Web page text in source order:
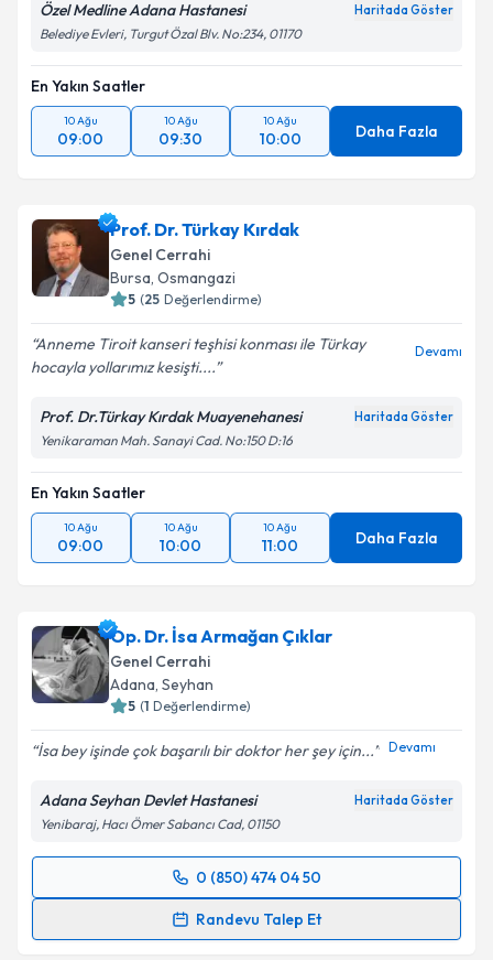
Özel Medline Adana Hastanesi Haritada Göster
Belediye Evleri, Turgut Özal Blv. No:234, 01170
En Yakın Saatler
10 Ağu
09:00
10 Ağu
09:30
10 Ağu
10:00 Daha Fazla
Prof. Dr. Türkay Kırdak
Genel Cerrahi
Bursa, Osmangazi
5 (25 Değerlendirme)
Anneme Tiroit kanseri teşhisi konması ile Türkay
hocayla yollarımız kesişti....
Devamı
Prof. Dr.Türkay Kırdak Muayenehanesi Haritada Göster
Yenikaraman Mah. Sanayi Cad. No:150 D:16
En Yakın Saatler
10 Ağu
09:00
10 Ağu
10:00
10 Ağu
11:00 Daha Fazla
Op. Dr. İsa Armağan Çıklar
Genel Cerrahi
Adana, Seyhan
5 (1 Değerlendirme)
İsa bey işinde çok başarılı bir doktor her şey için... Devamı
Adana Seyhan Devlet Hastanesi Haritada Göster
Yenibaraj, Hacı Ömer Sabancı Cad, 01150
0 (850) 474 04 50
Randevu Talep Et
Randevu Takvimi Talebi